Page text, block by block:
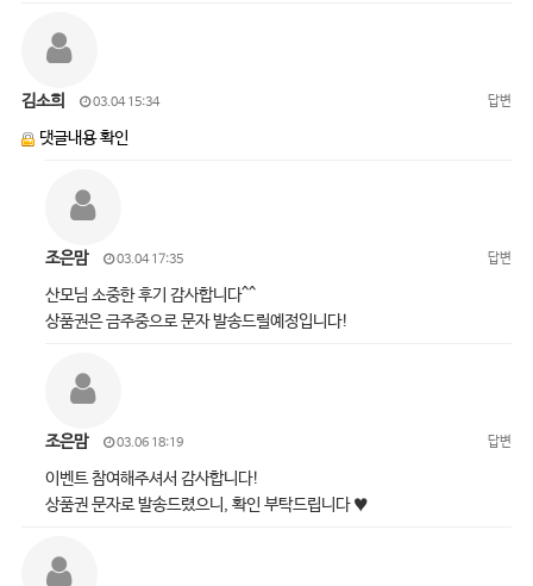
김소희 03.04 15:34 답변
댓글내용 확인
조은맘 03.04 17:35 답변
산모님 소중한 후기 감사합니다^^
상품권은 금주중으로 문자 발송드릴예정입니다!
조은맘 03.06 18:19 답변
이벤트 참여해주셔서 감사합니다!
상품권 문자로 발송드렸으니, 확인 부탁드립니다 ♥